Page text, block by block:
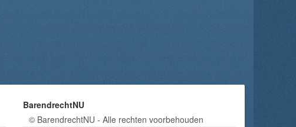
BarendrechtNU
© BarendrechtNU - Alle rechten voorbehouden